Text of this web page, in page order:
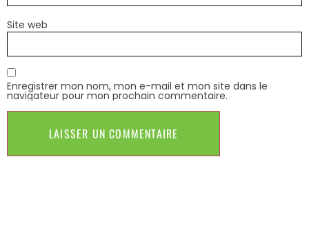
Site web
Enregistrer mon nom, mon e-mail et mon site dans le
navigateur pour mon prochain commentaire.